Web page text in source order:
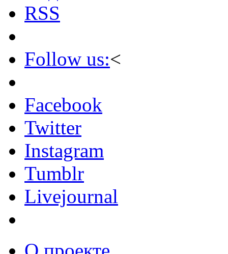
RSS
Follow us:<
Facebook
Twitter
Instagram
Tumblr
Livejournal